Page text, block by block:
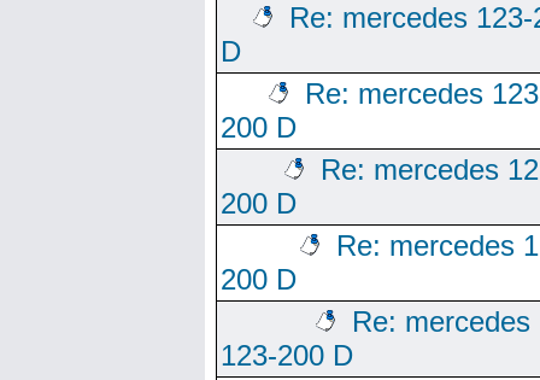
Re: mercedes 123-
D
Re: mercedes
200 D
Re: mercedes
200 D
Re: mercedes
200 D
Re: mercedes
123-200 D